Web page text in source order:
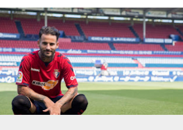
ÁLEX ALEGRÍA ENES ÜNAL ESPINOSA